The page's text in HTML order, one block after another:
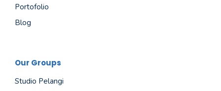
Portofolio
Blog
Our Groups
Studio Pelangi